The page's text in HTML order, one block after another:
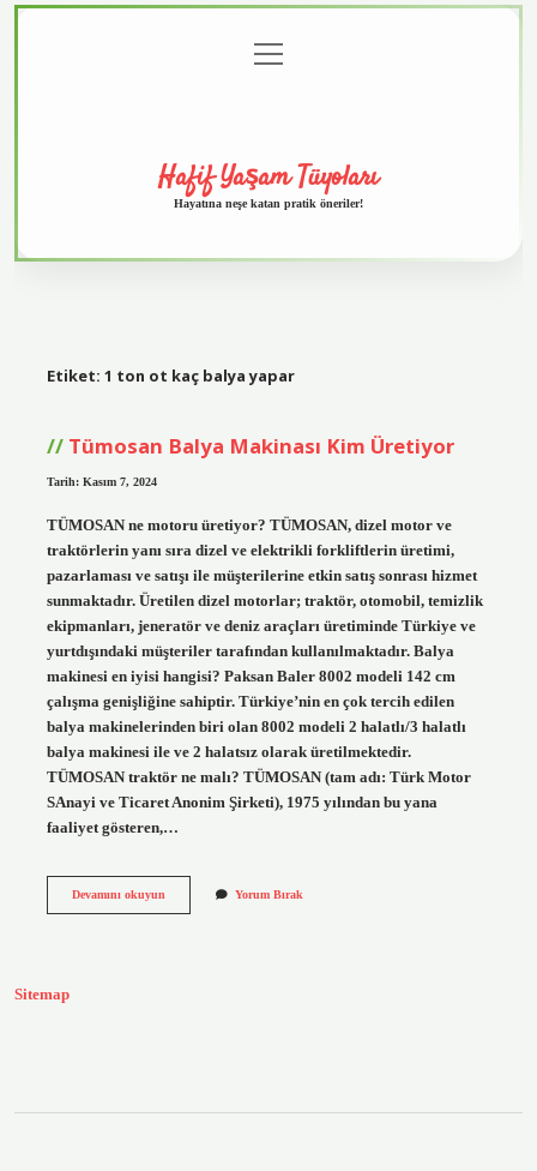
menüyü
aç
Hafif Yaşam Tüyoları
Hayatına neşe katan pratik öneriler!
Etiket: 1 ton ot kaç balya yapar
Tümosan Balya Makinası Kim Üretiyor
Tarih: Kasım 7, 2024
TÜMOSAN ne motoru üretiyor? TÜMOSAN, dizel motor ve
traktörlerin yanı sıra dizel ve elektrikli forkliftlerin üretimi,
pazarlaması ve satışı ile müşterilerine etkin satış sonrası hizmet
sunmaktadır. Üretilen dizel motorlar; traktör, otomobil, temizlik
ekipmanları, jeneratör ve deniz araçları üretiminde Türkiye ve
yurtdışındaki müşteriler tarafından kullanılmaktadır. Balya
makinesi en iyisi hangisi? Paksan Baler 8002 modeli 142 cm
çalışma genişliğine sahiptir. Türkiye’nin en çok tercih edilen
balya makinelerinden biri olan 8002 modeli 2 halatlı/3 halatlı
balya makinesi ile ve 2 halatsız olarak üretilmektedir.
TÜMOSAN traktör ne malı? TÜMOSAN (tam adı: Türk Motor
SAnayi ve Ticaret Anonim Şirketi), 1975 yılından bu yana
faaliyet gösteren,…
Devamını okuyunTümosan
Yorum Bırak
Sitemap